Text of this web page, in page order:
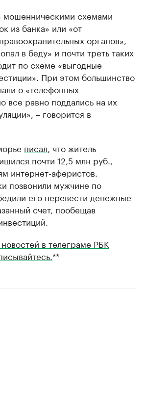
мошенническими схемами
из банка» или «от
органов»,
в беду» и почти треть таких
по схеме «выгодные
При этом большинство
о «телефонных
все равно поддались на их
– говорится в
писал , что житель
почти 12,5 млн руб.,
интернет-аферистов.
позвонили мужчине по
его перевести денежные
счет, пообещав
в телеграме РБК
**